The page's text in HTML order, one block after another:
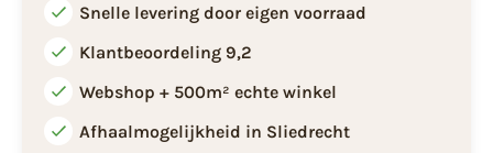
Snelle levering door eigen voorraad
Klantbeoordeling 9,2
Webshop + 500m² echte winkel
Afhaalmogelijkheid in Sliedrecht